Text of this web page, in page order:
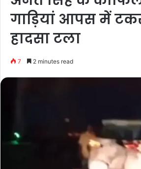
गाड़ियां आपस में
हादसा टला
7 2 minutes read